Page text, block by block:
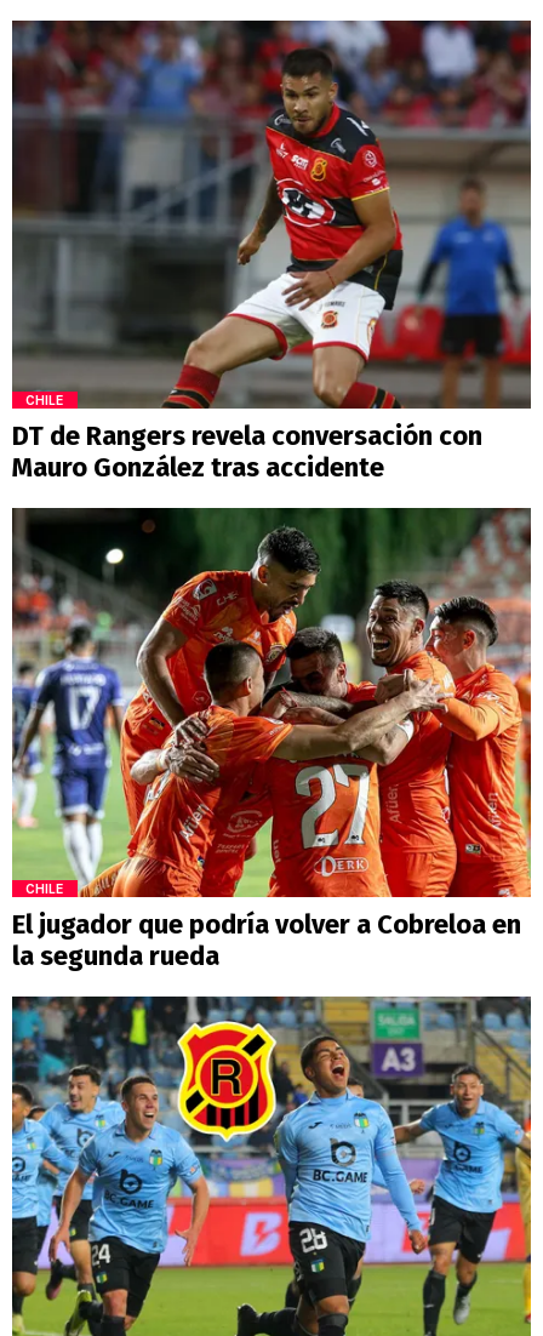
CHILE
DT de Rangers revela conversación con
Mauro González tras accidente
CHILE
El jugador que podría volver a Cobreloa en
la segunda rueda